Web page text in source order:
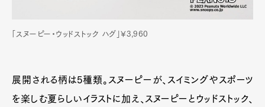
「スヌーピー・ウッドストック ハグ」¥3,960
展開される柄は5種類。スヌーピーが、スイミングやスポーツ
を楽しむ夏らしいイラストに加え、スヌーピーとウッドストック、